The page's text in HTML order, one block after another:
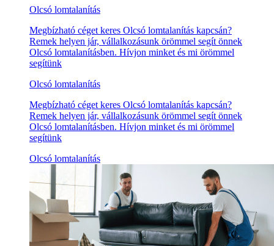
Olcsó lomtalanítás
Megbízható céget keres Olcsó lomtalanítás kapcsán?
Remek helyen jár, vállalkozásunk örömmel segít önnek
Olcsó lomtalanításben. Hívjon minket és mi örömmel
segítünk
Olcsó lomtalanítás
Megbízható céget keres Olcsó lomtalanítás kapcsán?
Remek helyen jár, vállalkozásunk örömmel segít önnek
Olcsó lomtalanításben. Hívjon minket és mi örömmel
segítünk
Olcsó lomtalanítás